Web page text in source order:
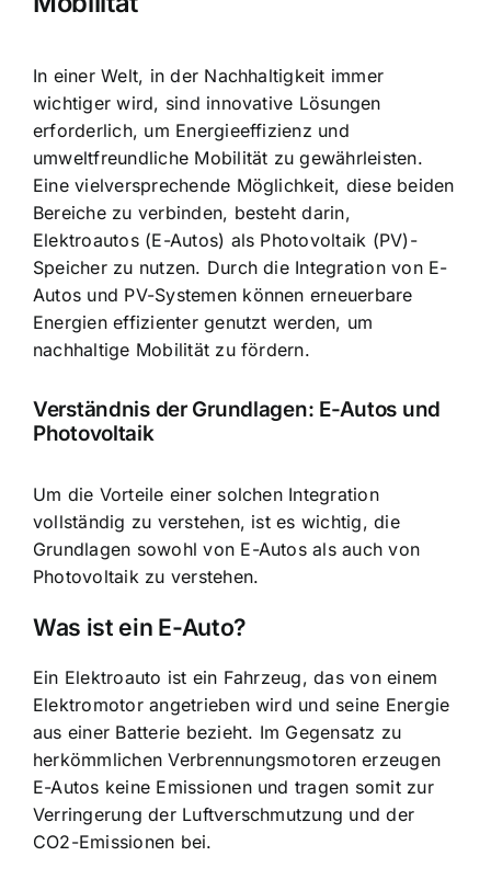
In einer Welt, in der Nachhaltigkeit immer
wichtiger wird, sind innovative Lösungen
erforderlich, um Energieeffizienz und
umweltfreundliche Mobilität zu gewährleisten.
Eine vielversprechende Möglichkeit, diese beiden
Bereiche zu verbinden, besteht darin,
Elektroautos (E-Autos) als Photovoltaik (PV)-
Speicher zu nutzen. Durch die Integration von E-
Autos und PV-Systemen können erneuerbare
Energien effizienter genutzt werden, um
nachhaltige Mobilität zu fördern.
Verständnis der Grundlagen: E-Autos und
Photovoltaik
Um die Vorteile einer solchen Integration
vollständig zu verstehen, ist es wichtig, die
Grundlagen sowohl von E-Autos als auch von
Photovoltaik zu verstehen.
Was ist ein E-Auto?
Ein Elektroauto ist ein Fahrzeug, das von einem
Elektromotor angetrieben wird und seine Energie
aus einer Batterie bezieht. Im Gegensatz zu
herkömmlichen Verbrennungsmotoren erzeugen
E-Autos keine Emissionen und tragen somit zur
Verringerung der Luftverschmutzung und der
CO2-Emissionen bei.